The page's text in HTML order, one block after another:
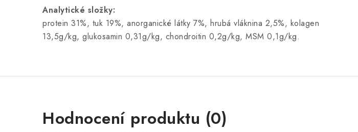
Analytické složky:
protein 31%, tuk 19%, anorganické látky 7%, hrubá vláknina 2,5%, kolagen
13,5g/kg, glukosamin 0,31g/kg, chondroitin 0,2g/kg, MSM 0,1g/kg.
Hodnocení produktu (0)